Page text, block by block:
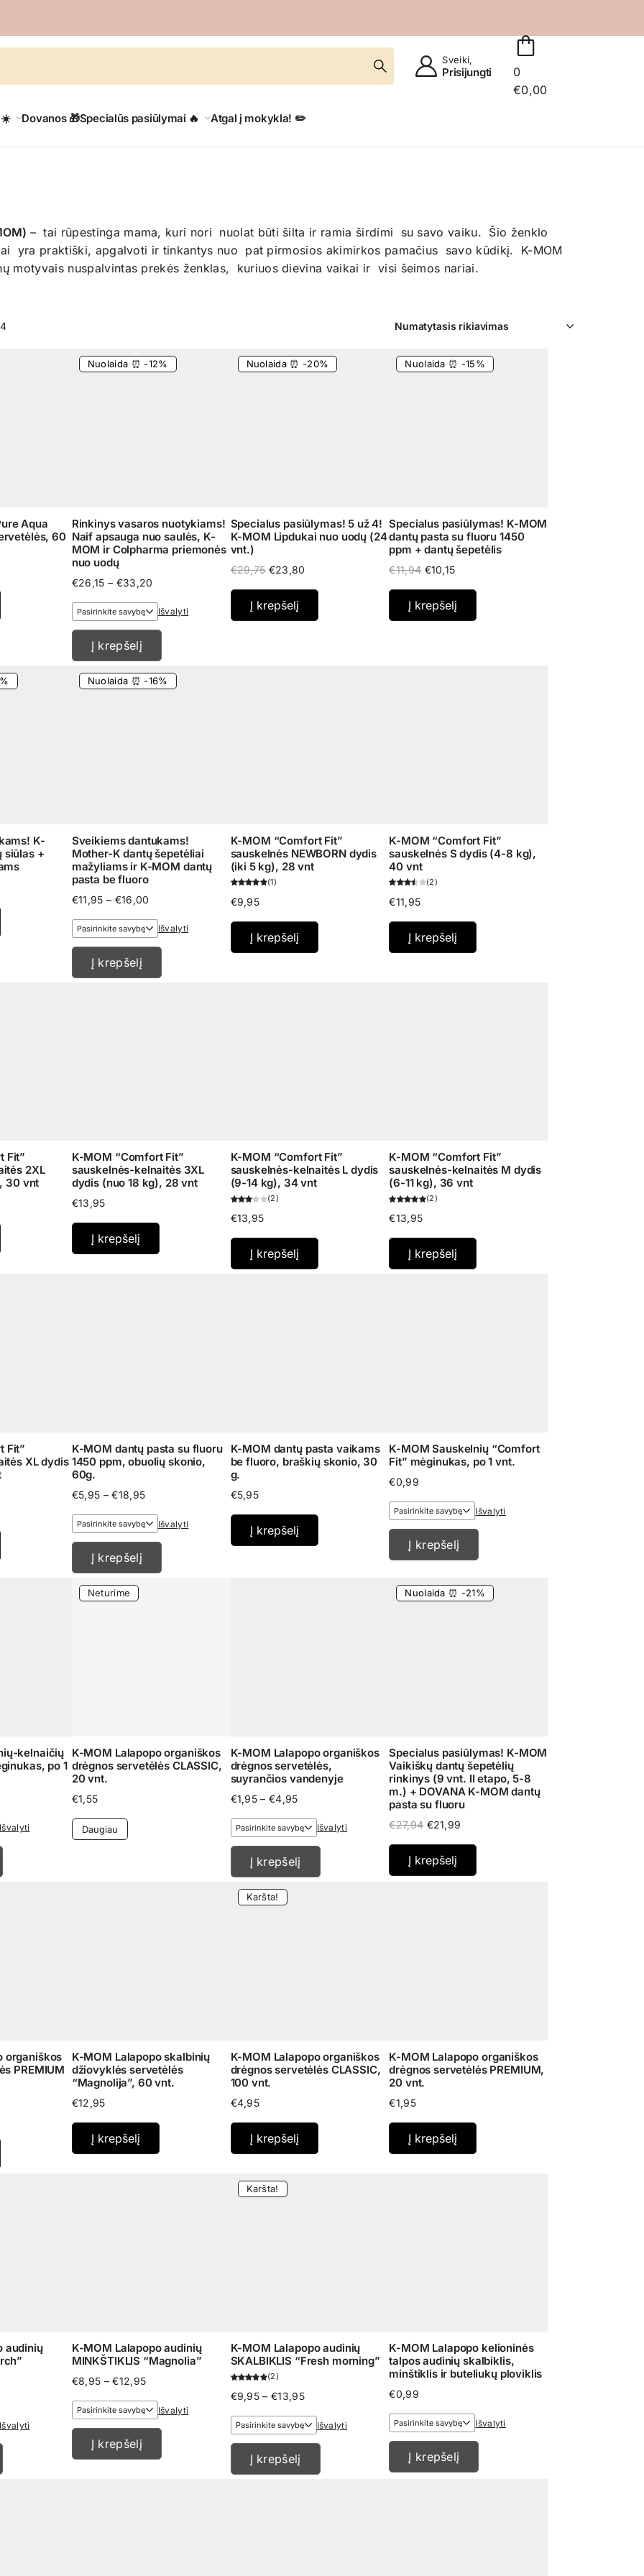
Sveiki,
Prisijungti
0
€0,00
☀️ Dovanos 🎁Specialūs pasiūlymai 🔥 Atgal į mokykla! ✏️
– tai rūpestinga mama, kuri nori nuolat būti šilta ir ramia širdimi su savo vaiku. Šio ženklo
yra praktiški, apgalvoti ir tinkantys nuo pat pirmosios akimirkos pamačius savo kūdikį. K-MOM
motyvais nuspalvintas prekės ženklas, kuriuos dievina vaikai ir visi šeimos nariai.
Aqua
60
Nuolaida ⏰ -12%
Rinkinys vasaros nuotykiams!
Naif apsauga nuo saulės, K-
MOM ir Colpharma priemonės
nuo uodų
€26,15 – €33,20
€26,15
through
€33,20
Išvalyti
Į krepšelį
Nuolaida ⏰ -20%
Specialus pasiūlymas! 5 už 4!
K-MOM Lipdukai nuo uodų (24
vnt.)
€29,75 Original
€29,75.
€23,80
Į krepšelį
Nuolaida ⏰ -15%
Specialus pasiūlymas! K-MOM
dantų pasta su fluoru 1450
ppm + dantų šepetėlis
€11,94 Original
€11,94.
€10,15Current
€10,15.
Į krepšelį
K-
siūlas +
Nuolaida ⏰ -16%
Sveikiems dantukams!
Mother-K dantų šepetėliai
mažyliams ir K-MOM dantų
pasta be fluoro
€11,95 – €16,00
€11,95
through
€16,00
Išvalyti
Į krepšelį
K-MOM “Comfort Fit”
sauskelnės NEWBORN dydis
(iki 5 kg), 28 vnt
1
€9,95
Į krepšelį
K-MOM “Comfort Fit”
sauskelnės S dydis (4-8 kg),
40 vnt
2
€11,95
Į krepšelį
Fit”
2XL
30 vnt
K-MOM “Comfort Fit”
sauskelnės-kelnaitės 3XL
dydis (nuo 18 kg), 28 vnt
€13,95
Į krepšelį
K-MOM “Comfort Fit”
sauskelnės-kelnaitės L dydis
(9-14 kg), 34 vnt
2
€13,95
Į krepšelį
K-MOM “Comfort Fit”
sauskelnės-kelnaitės M dydis
(6-11 kg), 36 vnt
2
€13,95
Į krepšelį
Fit”
XL dydis
K-MOM dantų pasta su fluoru
1450 ppm, obuolių skonio,
60g.
€5,95 – €18,95Price
€5,95
through
€18,95
Išvalyti
Į krepšelį
K-MOM dantų pasta vaikams
be fluoro, braškių skonio, 30
g.
€5,95
Į krepšelį
K-MOM Sauskelnių “Comfort
Fit” mėginukas, po 1 vnt.
€0,99
Išvalyti
Į krepšelį
kelnaičių
po 1
Išvalyti
Neturime
K-MOM Lalapopo organiškos
drėgnos servetėlės CLASSIC,
20 vnt.
€1,55
Daugiau
K-MOM Lalapopo organiškos
drėgnos servetėlės,
suyrančios vandenyje
€1,95 – €4,95Price
€1,95
through
€4,95
Išvalyti
Į krepšelį
Nuolaida ⏰ -21%
Specialus pasiūlymas! K-MOM
Vaikiškų dantų šepetėlių
rinkinys (9 vnt. II etapo, 5-8
m.) + DOVANA K-MOM dantų
pasta su fluoru
€27,94 Original
€27,94.
€21,99
Į krepšelį
organiškos
PREMIUM
K-MOM Lalapopo skalbinių
džiovyklės servetėlės
“Magnolija”, 60 vnt.
€12,95
Į krepšelį
Karšta!
K-MOM Lalapopo organiškos
drėgnos servetėlės CLASSIC,
100 vnt.
€4,95
Į krepšelį
K-MOM Lalapopo organiškos
drėgnos servetėlės PREMIUM,
20 vnt.
€1,95
Į krepšelį
audinių
Išvalyti
K-MOM Lalapopo audinių
MINKŠTIKLIS “Magnolia”
€8,95 – €12,95Price
€8,95
through
€12,95
Išvalyti
Į krepšelį
Karšta!
K-MOM Lalapopo audinių
SKALBIKLIS “Fresh morning”
2
€9,95 – €13,95Price
€9,95
through
€13,95
Išvalyti
Į krepšelį
K-MOM Lalapopo kelioninės
talpos audinių skalbiklis,
minštiklis ir buteliukų ploviklis
€0,99
Išvalyti
Į krepšelį